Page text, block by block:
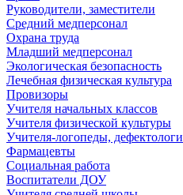
Руководители, заместители
Средний медперсонал
Охрана труда
Младший медперсонал
Экологическая безопасность
Лечебная физическая культура
Провизоры
Учителя начальных классов
Учителя физической культуры
Учителя-логопеды, дефектологи
Фармацевты
Социальная работа
Воспитатели ДОУ